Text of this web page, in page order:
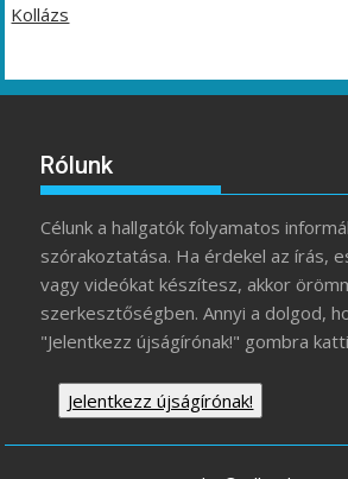
Kollázs
Rólunk
Célunk a hallgatók folyamatos
szórakoztatása. Ha érdekel az írás,
vagy videókat készítesz, akkor
szerkesztőségben. Annyi a dolgod,
"Jelentkezz újságírónak!" gombra
Jelentkezz újságírónak!